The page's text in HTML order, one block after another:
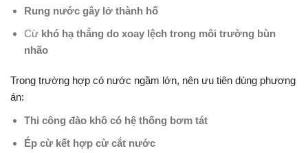
Rung nước gây lở thành hố
Cừ khó hạ thẳng do xoay lệch trong môi trường bùn
nhão
Trong trường hợp có nước ngầm lớn, nên ưu tiên dùng phương
án:
Thi công đào khô có hệ thống bơm tát
Ép cừ kết hợp cừ cắt nước